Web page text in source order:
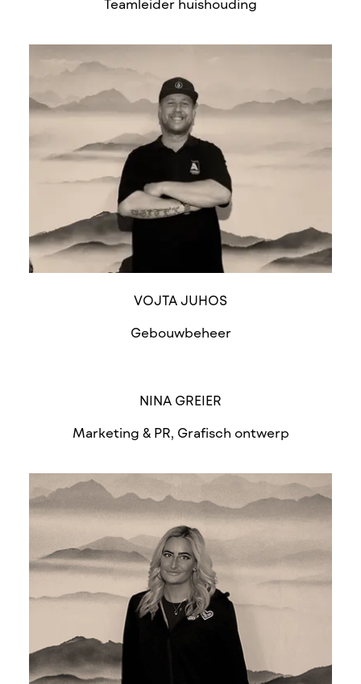
Teamleider huishouding
VOJTA JUHOS
Gebouwbeheer
NINA GREIER
Marketing & PR, Grafisch ontwerp